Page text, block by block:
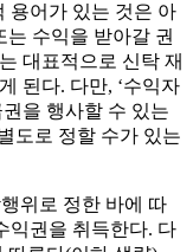
용어가 있는 것은 아
는 수익을 받아갈 권
대표적으로 신탁 재
된다. 다만, ‘수익자
을 행사할 수 있는
도로 정할 수가 있는
위로 정한 바에 따
익권을 취득한다. 다